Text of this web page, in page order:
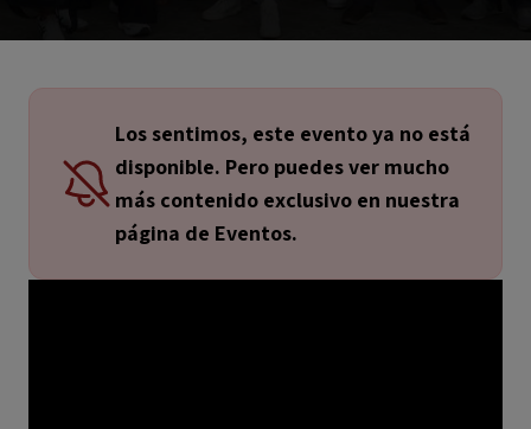
Los sentimos, este evento ya no está
disponible. Pero puedes ver mucho
más contenido exclusivo en nuestra
página de Eventos.